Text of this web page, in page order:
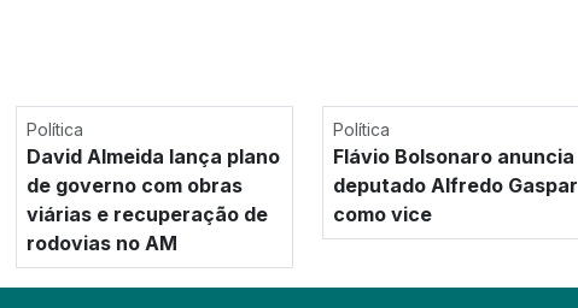
Política
David Almeida lança plano
de governo com obras
viárias e recuperação de
rodovias no AM
Política
Flávio Bolsonaro anuncia
deputado Alfredo Gaspar
como vice